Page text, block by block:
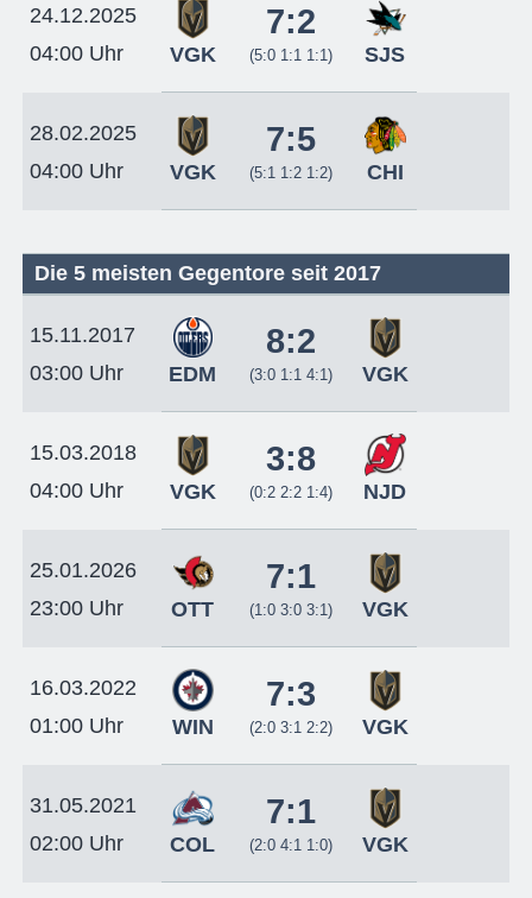
24.12.2025
04:00 Uhr
VGK
7:2
(5:0 1:1 1:1) SJS
28.02.2025
04:00 Uhr
VGK
7:5
(5:1 1:2 1:2) CHI
Die 5 meisten Gegentore seit 2017
15.11.2017
03:00 Uhr
EDM
8:2
(3:0 1:1 4:1) VGK
15.03.2018
04:00 Uhr
VGK
3:8
(0:2 2:2 1:4) NJD
25.01.2026
23:00 Uhr
OTT
7:1
(1:0 3:0 3:1) VGK
16.03.2022
01:00 Uhr
WIN
7:3
(2:0 3:1 2:2) VGK
31.05.2021
02:00 Uhr
COL
7:1
(2:0 4:1 1:0) VGK